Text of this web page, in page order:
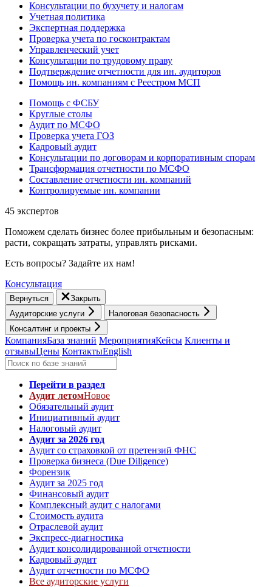
Консультации по бухучету и налогам
Учетная политика
Экспертная поддержка
Проверка учета по госконтрактам
Управленческий учет
Консультации по трудовому праву
Подтверждение отчетности для ин. аудиторов
Помощь ин. компаниям с Реестром МСП
Помощь с ФСБУ
Круглые столы
Аудит по МСФО
Проверка учета ГОЗ
Кадровый аудит
Консультации по договорам и корпоративным спорам
Трансформация отчетности по МСФО
Составление отчетности ин. компаний
Контролируемые ин. компании
45 экспертов
Поможем сделать бизнес более прибыльным и безопасным:
расти, cокращать затраты, управлять рисками.
Есть вопросы? Задайте их нам!
Консультация
Вернуться
Закрыть
Аудиторские услуги
Налоговая безопасность
Консалтинг и проекты
КомпанияБаза знаний МероприятияКейсы Клиенты и
отзывыЦены КонтактыEnglish
Перейти в раздел
Аудит летомНовое
Обязательный аудит
Инициативный аудит
Налоговый аудит
Аудит за 2026 год
Аудит со страховкой от претензий ФНС
Проверка бизнеса (Due Diligence)
Форензик
Аудит за 2025 год
Финансовый аудит
Комплексный аудит с налогами
Стоимость аудита
Отраслевой аудит
Экспресс-диагностика
Аудит консолидированной отчетности
Кадровый аудит
Аудит отчетности по МСФО
Все аудиторские услуги